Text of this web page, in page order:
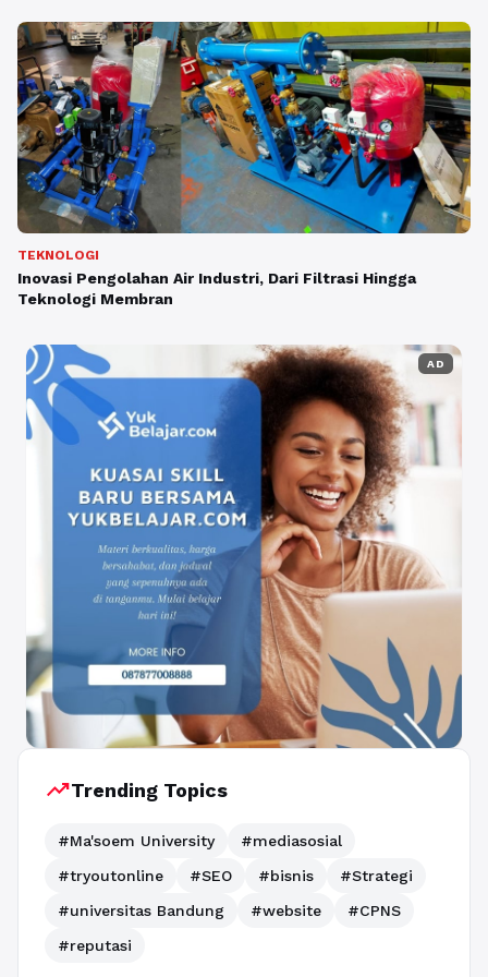
TEKNOLOGI
Inovasi Pengolahan Air Industri, Dari Filtrasi Hingga
Teknologi Membran
AD
trending_upTrending Topics
#Ma'soem University
#mediasosial
#tryoutonline
#SEO #bisnis
#Strategi
#universitas Bandung
#website
#CPNS
#reputasi